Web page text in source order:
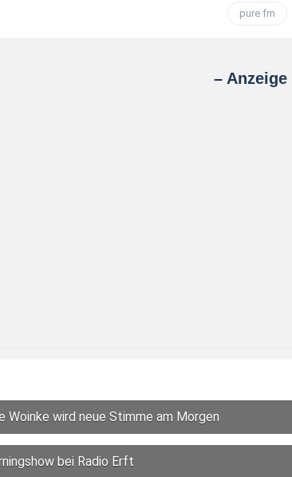
pure fm
– Anzeige
Woinke wird neue Stimme am Morgen
bei Radio Erft